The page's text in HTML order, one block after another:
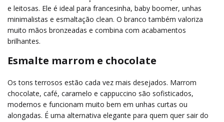
e leitosas. Ele é ideal para francesinha, baby boomer, unhas
minimalistas e esmaltação clean. O branco também valoriza
muito mãos bronzeadas e combina com acabamentos
brilhantes.
Esmalte marrom e chocolate
Os tons terrosos estão cada vez mais desejados. Marrom
chocolate, café, caramelo e cappuccino são sofisticados,
modernos e funcionam muito bem em unhas curtas ou
alongadas. É uma alternativa elegante para quem quer sair do